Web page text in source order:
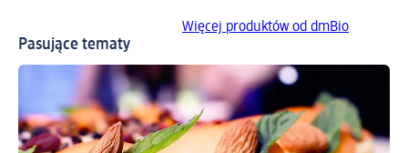
Więcej produktów od dmBio
Pasujące tematy